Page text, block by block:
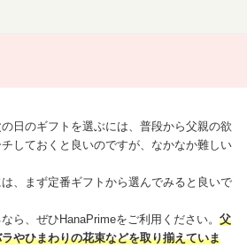
日のギフトを選ぶには、普段から父親の欲
しておくと良いのですが、なかなか難しい
、まず定番ギフトから選んでみると良いで
ら、ぜひ HanaPrimeをご利用ください。 父
やひまわりの花束などを取り揃えていま